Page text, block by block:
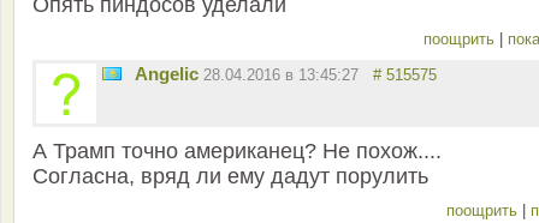
Опять пиндосов уделали
поощрить
Angelic 28.04.2016 в 13:45:27 # 515575
А Трамп точно американец? Не похож....
Согласна, вряд ли ему дадут порулить
поощрить